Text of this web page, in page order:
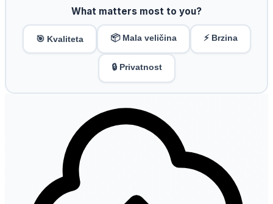
What matters most to you?
🎯 Kvaliteta 📦 Mala veličina ⚡ Brzina
🔒 Privatnost